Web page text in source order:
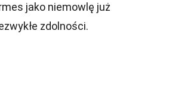
jako niemowlę już
zdolności.